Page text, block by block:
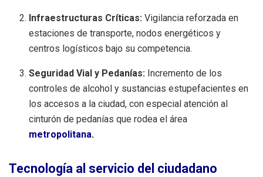
Infraestructuras Críticas: Vigilancia reforzada en
estaciones de transporte, nodos energéticos y
centros logísticos bajo su competencia.
Seguridad Vial y Pedanías: Incremento de los
controles de alcohol y sustancias estupefacientes en
los accesos a la ciudad, con especial atención al
cinturón de pedanías que rodea el área
metropolitana.
Tecnología al servicio del ciudadano